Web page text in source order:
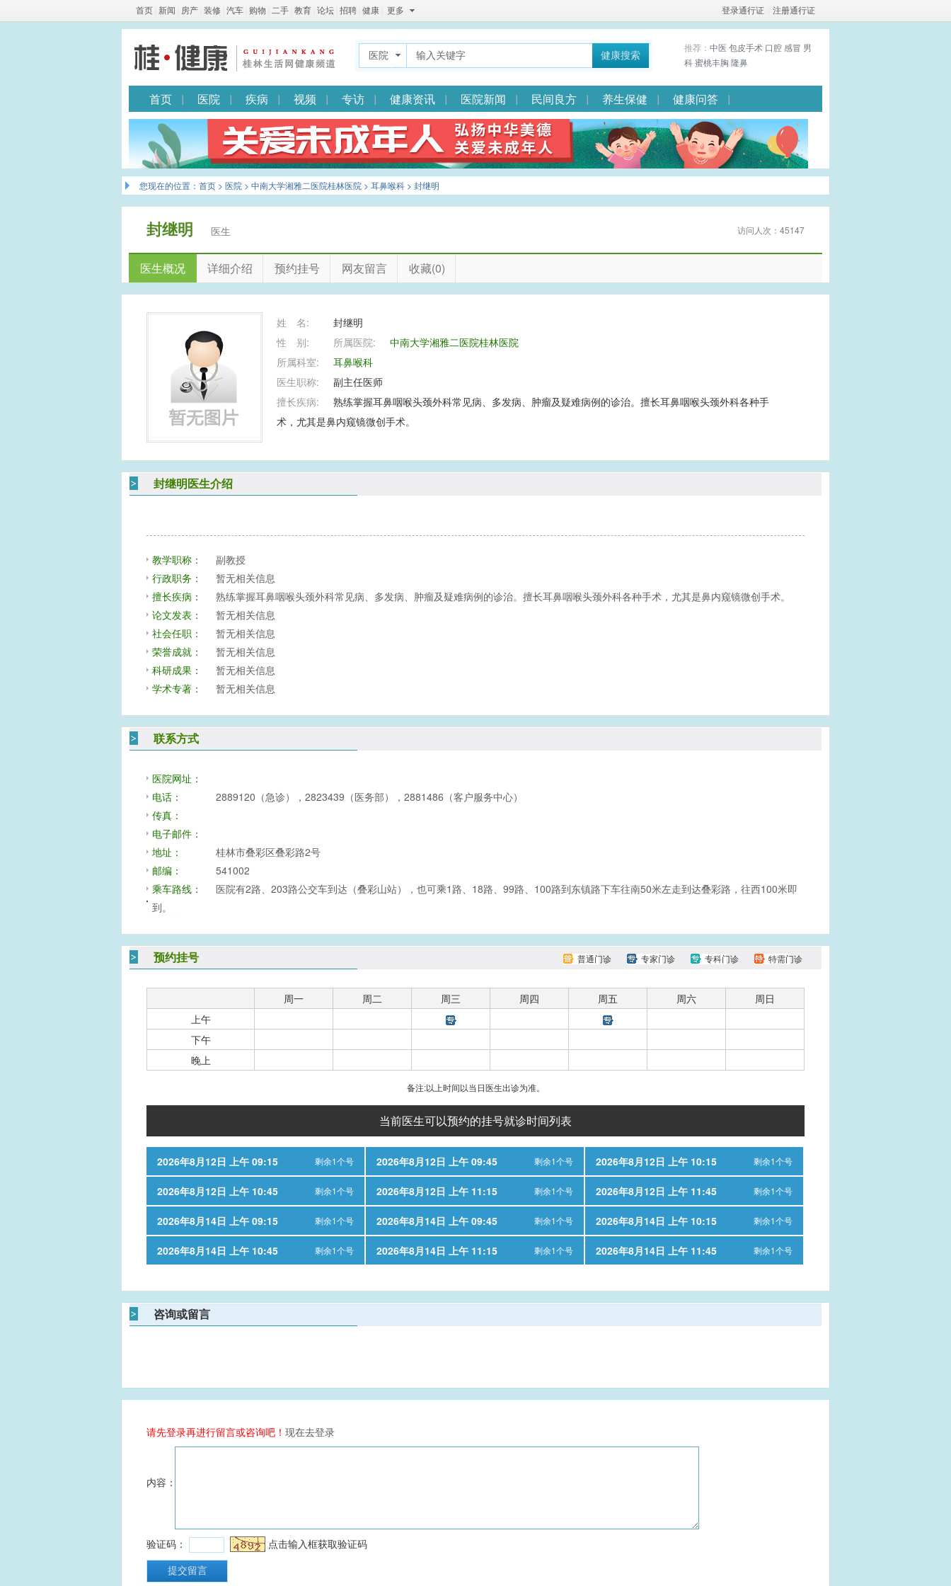
注册通行证
登录通行证
首页 新闻 房产 装修 汽车 购物 二手 教育 论坛 招聘 健康 更多
医院 健康搜索
推荐： 中医 包皮手术 口腔感冒 男
科蜜桃丰胸 隆鼻
首页 医院 疾病 视频 专访 健康资讯 医院新闻 民间良方 养生保健 健康问答
您现在的位置： 首页 > 医院 > 中南大学湘雅二医院桂林医院 > 耳鼻喉科 > 封继明
访问人次：45147
封继明 医生
医生概况 详细介绍 预约挂号 网友留言 收藏(0)
姓 名:
封继明
性 别:
所属医院:
中南大学湘雅二医院桂林医院
所属科室:
耳鼻喉科
医生职称:
副主任医师
擅长疾病:
熟练掌握耳鼻咽喉头颈外科常见病、多发病、肿瘤及疑难病例的诊治。擅长耳鼻咽喉头颈外科各种手
术，尤其是鼻内窥镜微创手术。
封继明医生介绍
教学职称：
副教授
行政职务：
暂无相关信息
擅长疾病：
熟练掌握耳鼻咽喉头颈外科常见病、多发病、肿瘤及疑难病例的诊治。擅长耳鼻咽喉头颈外科各种手术，尤其是鼻内窥镜微创手术。
论文发表：
暂无相关信息
社会任职：
暂无相关信息
荣誉成就：
暂无相关信息
科研成果：
暂无相关信息
学术专著：
暂无相关信息
联系方式
医院网址：
电话：
2889120（急诊），2823439（医务部），2881486（客户服务中心）
传真：
电子邮件：
地址：
桂林市叠彩区叠彩路2号
邮编：
541002
乘车路线：
医院有2路、203路公交车到达（叠彩山站），也可乘1路、18路、99路、100路到东镇路下车往南50米左走到达叠彩路，往西100米即
到。
普通门诊 专家门诊 专科门诊 特需门诊
预约挂号
周一 周二 周三 周四 周五 周六
周日
上午
下午
晚上
备注:以上时间以当日医生出诊为准。
当前医生可以预约的挂号就诊时间列表
剩余1个号
2026年8月12日 上午 09:15 剩余1个号
2026年8月12日 上午 09:45 剩余1个号
2026年8月12日 上午 10:15
剩余1个号
2026年8月12日 上午 10:45 剩余1个号
2026年8月12日 上午 11:15 剩余1个号
2026年8月12日 上午 11:45
剩余1个号
2026年8月14日 上午 09:15 剩余1个号
2026年8月14日 上午 09:45 剩余1个号
2026年8月14日 上午 10:15
剩余1个号
2026年8月14日 上午 10:45 剩余1个号
2026年8月14日 上午 11:15 剩余1个号
2026年8月14日 上午 11:45